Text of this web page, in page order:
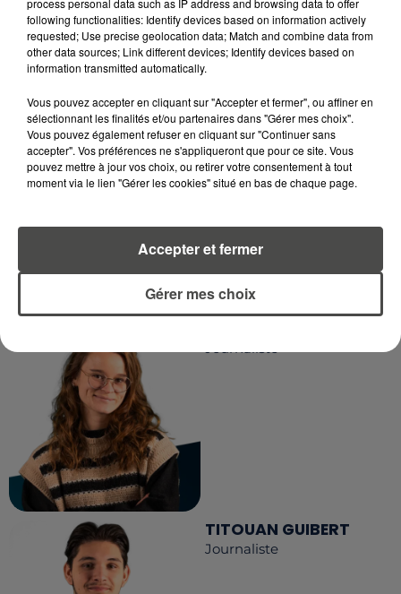
LA RÉDACTION
RCA
Voir toute l'équipe RCA
DIMITRI COUTAND
Journaliste
Journaliste
TITOUAN GUIBERT
Journaliste
following functionalities: Identify devices based on information actively
requested; Use precise geolocation data; Match and combine data from
other data sources; Link different devices; Identify devices based on
information transmitted automatically.
Vous pouvez accepter en cliquant sur "Accepter et fermer", ou affiner en
sélectionnant les finalités et/ou partenaires dans "Gérer mes choix".
Vous pouvez également refuser en cliquant sur "Continuer sans
accepter". Vos préférences ne s'appliqueront que pour ce site. Vous
pouvez mettre à jour vos choix, ou retirer votre consentement à tout
moment via le lien "Gérer les cookies" situé en bas de chaque page.
Gérer mes choix
Accepter et fermer